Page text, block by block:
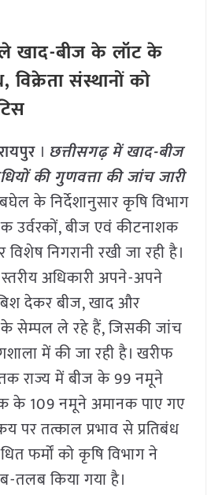
खाद-बीज के लॉट के
विक्रेता संस्थानों को
। छत्तीसगढ़ में खाद-बीज
की गुणवत्ता की जांच जारी
के निर्देशानुसार कृषि विभाग
उर्वरकों, बीज एवं कीटनाशक
निगरानी रखी जा रही है।
अधिकारी अपने-अपने
देकर बीज, खाद और
सेम्पल ले रहे हैं, जिसकी जांच
में की जा रही है। खरीफ
राज्य में बीज के 99 नमूने
के 109 नमूने अमानक पाए गए
पर तत्काल प्रभाव से प्रतिबंध
फर्मों को कृषि विभाग ने
तलब किया गया है।